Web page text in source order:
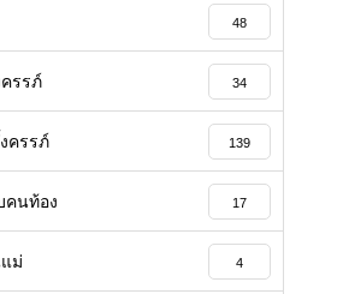
48
รรภ์ 34
ครรภ์ 139
คนท้อง 17
ม่ 4